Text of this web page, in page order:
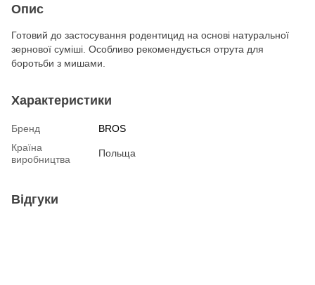
Опис
Готовий до застосування родентицид на основі натуральної
зернової суміші. Особливо рекомендується отрута для
боротьби з мишами.
Характеристики
Бренд
BROS
Країна
виробництва
Польща
Відгуки